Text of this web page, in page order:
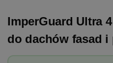
ImperGuard Ultra
do dachów fasad i